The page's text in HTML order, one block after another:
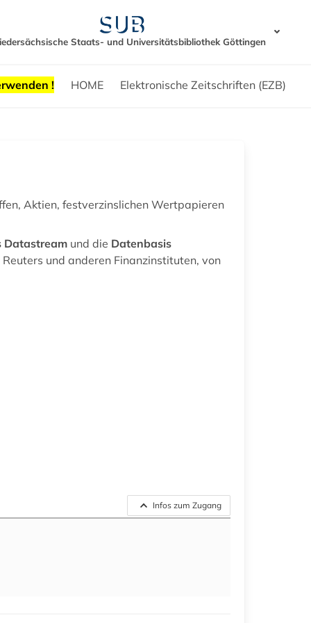
Staats- und Universitätsbibliothek Göttingen
! HOME Elektronische Zeitschriften (EZB)
Aktien, festverzinslichen Wertpapieren
Datastream und die Datenbasis
und anderen Finanzinstituten, von
Infos zum Zugang